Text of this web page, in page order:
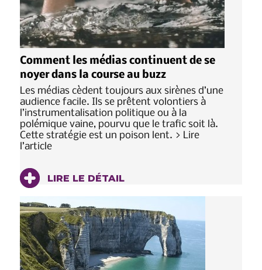
Comment les médias continuent de se
noyer dans la course au buzz
Les médias cèdent toujours aux sirènes d’une
audience facile. Ils se prêtent volontiers à
l’instrumentalisation politique ou à la
polémique vaine, pourvu que le trafic soit là.
Cette stratégie est un poison lent. > Lire
l’article
LIRE LE DÉTAIL